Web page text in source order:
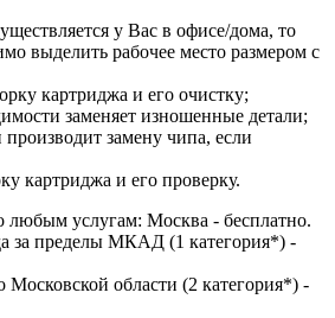
у Вас в офисе/дома, то
выделить рабочее место размером с
картриджа и его очистку;
заменяет изношенные детали;
производит замену чипа, если
картриджа и его проверку.
любым услугам: Москва - бесплатно.
за пределы МКАД (1 категория*) -
Московской области (2 категория*) -